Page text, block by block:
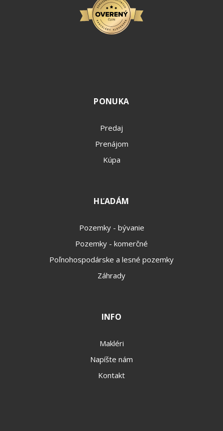
PONUKA
Predaj
Prenájom
Kúpa
HĽADÁM
Pozemky - bývanie
Pozemky - komerčné
Poľnohospodárske a lesné pozemky
Záhrady
INFO
Makléri
Napíšte nám
Kontakt